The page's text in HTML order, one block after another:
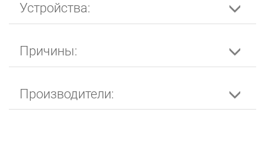
Устройства:
Причины:
Производители: